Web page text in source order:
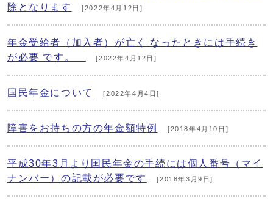
除となります
[2022年4月12日]
年金受給者（加入者）が亡く なったときには手続き
が必要 です。
[2022年4月12日]
国民年金について [2022年4月4日]
障害をお持ちの方の年金額特例 [2018年4月10日]
平成30年3月より国民年金の手続には個人番号（マイ
ナンバー）の記載が必要です
[2018年3月9日]